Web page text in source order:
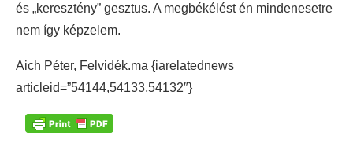
és „keresztény” gesztus. A megbékélést én mindenesetre
nem így képzelem.
Aich Péter, Felvidék.ma {iarelatednews
articleid=”54144,54133,54132″}